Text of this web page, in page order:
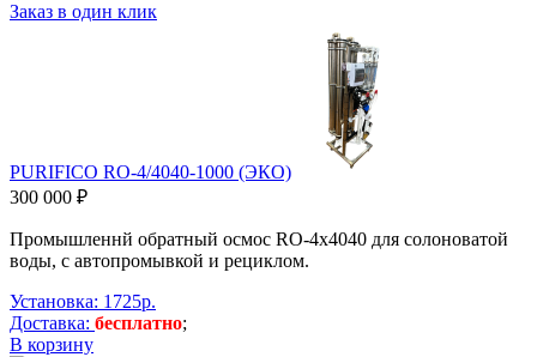
Заказ в один клик
PURIFICO RO-4/4040-1000 (ЭКО)
300 000 ₽
Промышленнй обратный осмос RO-4х4040 для солоноватой
воды, с автопромывкой и рециклом.
Установка: 1725р.
Доставка: бесплатно;
В корзину